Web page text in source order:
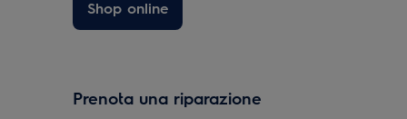
Shop online
Prenota una riparazione